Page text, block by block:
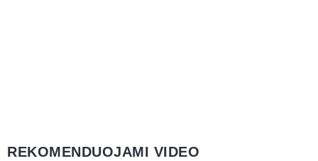
REKOMENDUOJAMI VIDEO